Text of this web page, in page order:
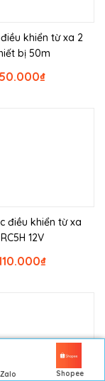
Zalo Shopee
khiển từ xa 2
bị 50m
₫
50.000
điều khiển từ xa
RC5H 12V
₫